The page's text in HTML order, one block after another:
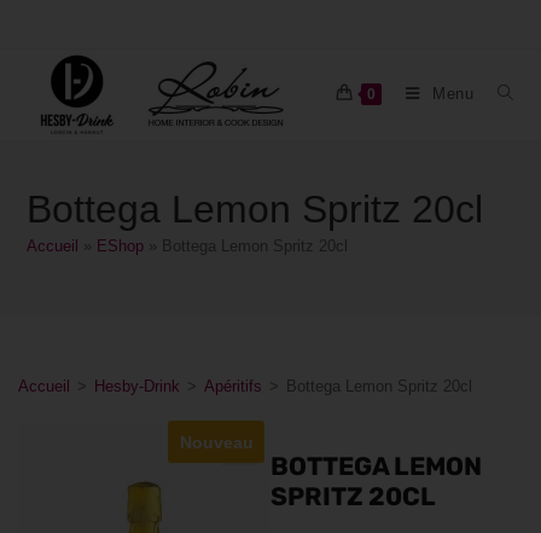
0 Menu
Bottega Lemon Spritz 20cl
Accueil EShop Bottega Lemon Spritz 20cl
Accueil > Hesby-Drink > Apéritifs > Bottega Lemon Spritz 20cl
Nouveau
BOTTEGA LEMON
SPRITZ 20CL